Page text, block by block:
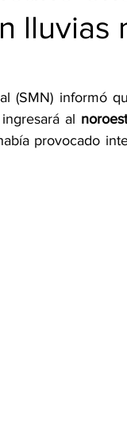
lluvias
(SMN) informó
al
provocado